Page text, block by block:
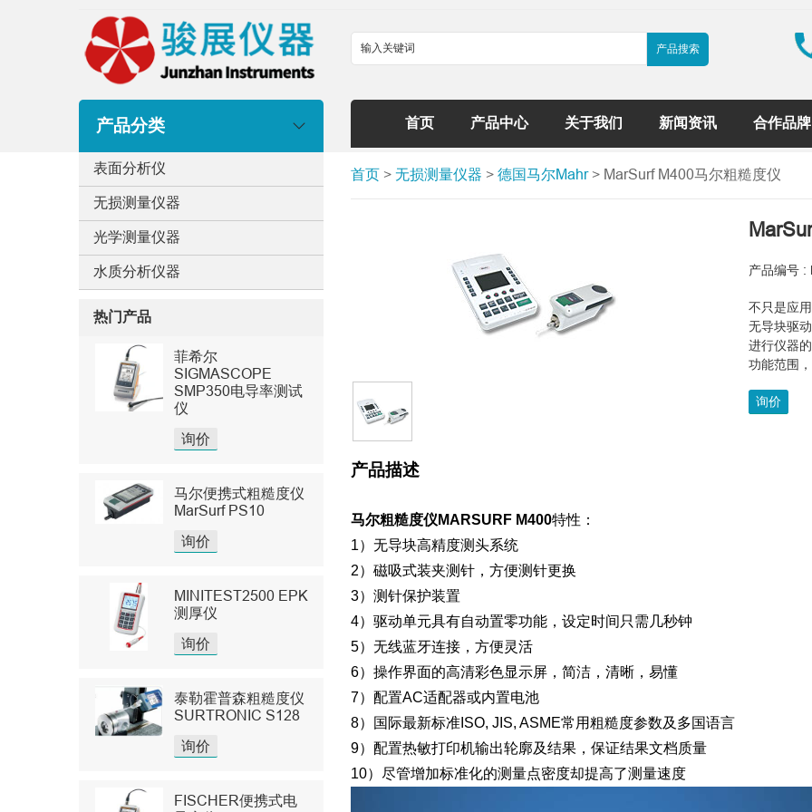
产品分类 首页 产品中心 关于我们 新闻资讯 合作品牌
表面分析仪
无损测量仪器
光学测量仪器
水质分析仪器
热门产品
菲希尔
SIGMASCOPE
SMP350电导率测试
仪
询价
马尔便携式粗糙度仪
MarSurf PS10
询价
MINITEST2500 EPK
测厚仪
询价
泰勒霍普森粗糙度仪
SURTRONIC S128
询价
FISCHER便携式电
首页 > 无损测量仪器 > 德国马尔Mahr> MarSurf M400马尔粗糙度仪
产品编号 :
不只是应
无导块驱
进行仪器
功能范围
询价
产品描述
马尔粗糙度仪MARSURF M400特性：
1）无导块高精度测头系统
2）磁吸式装夹测针，方便测针更换
3）测针保护装置
4）驱动单元具有自动置零功能，设定时间只需几秒钟
5）无线蓝牙连接，方便灵活
6）操作界面的高清彩色显示屏，简洁，清晰，易懂
7）配置AC适配器或内置电池
8）国际最新标准ISO, JIS, ASME常用粗糙度参数及多国语言
9）配置热敏打印机输出轮廓及结果，保证结果文档质量
10）尽管增加标准化的测量点密度却提高了测量速度